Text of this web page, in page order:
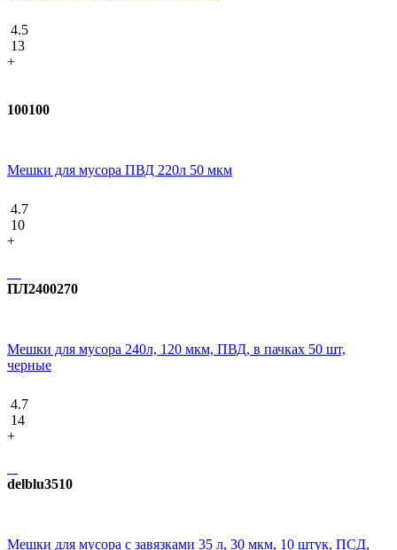
4.5
13
+
100100
Мешки для мусора ПВД 220л 50 мкм
4.7
10
+
ПЛ2400270
Мешки для мусора 240л, 120 мкм, ПВД, в пачках 50 шт,
черные
4.7
14
+
delblu3510
Мешки для мусора с завязками 35 л, 30 мкм, 10 штук, ПCД,